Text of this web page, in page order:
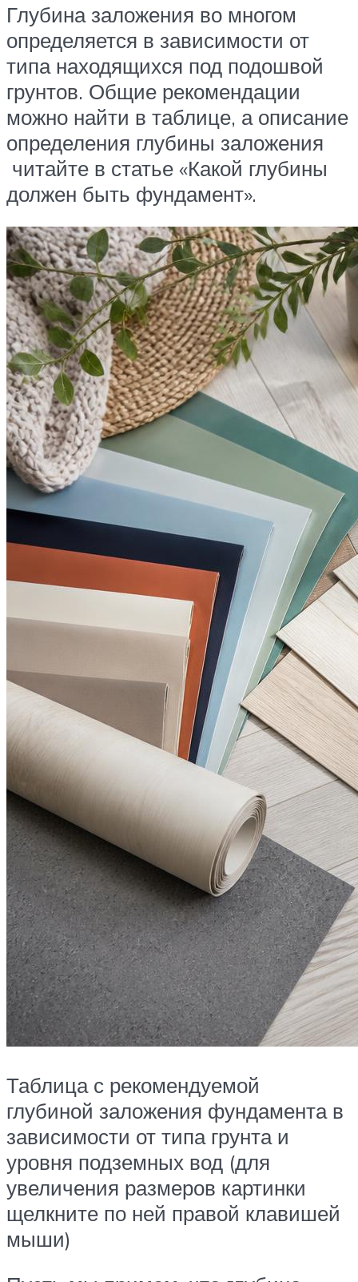
Глубина заложения во многом
определяется в зависимости от
типа находящихся под подошвой
грунтов. Общие рекомендации
можно найти в таблице, а описание
определения глубины заложения
читайте в статье «Какой глубины
должен быть фундамент».
Таблица с рекомендуемой
глубиной заложения фундамента в
зависимости от типа грунта и
уровня подземных вод (для
увеличения размеров картинки
щелкните по ней правой клавишей
мыши)